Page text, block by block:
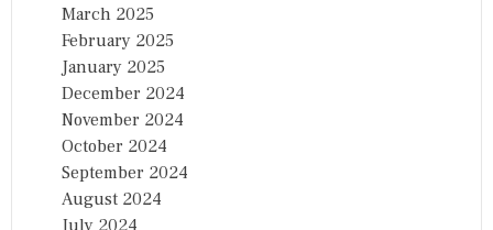
March 2025
February 2025
January 2025
December 2024
November 2024
October 2024
September 2024
August 2024
July 2024